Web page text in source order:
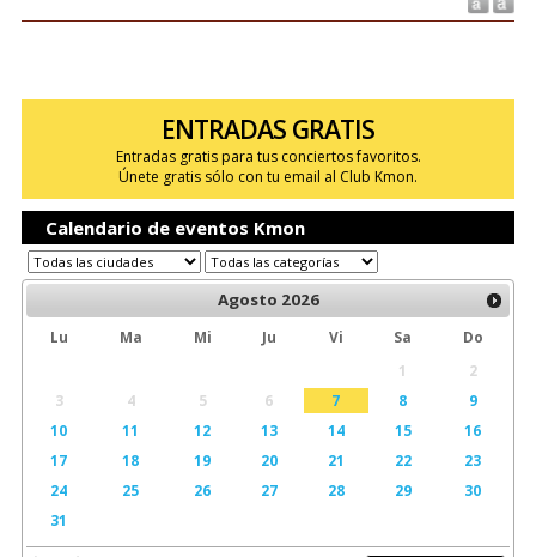
ENTRADAS GRATIS
Entradas gratis para tus conciertos favoritos.
Únete gratis sólo con tu email al Club Kmon.
Calendario de eventos Kmon
Agosto 2026
Lu Ma Mi Ju Vi Sa
Do
1
2
3
4 5 6 7 8
9
10
11 12 13 14 15
16
17
18 19 20 21 22
23
24
25 26 27 28 29
30
31